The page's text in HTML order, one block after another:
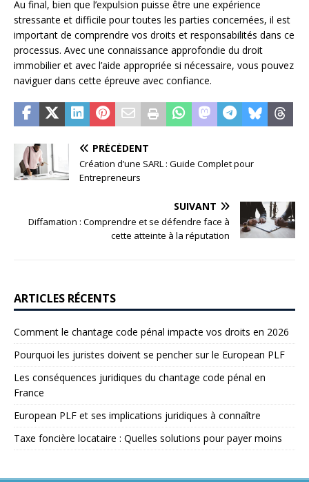
Au final, bien que l’expulsion puisse être une expérience
stressante et difficile pour toutes les parties concernées, il est
important de comprendre vos droits et responsabilités dans ce
processus. Avec une connaissance approfondie du droit
immobilier et avec l’aide appropriée si nécessaire, vous pouvez
naviguer dans cette épreuve avec confiance.
PRÉCÉDENT
Création d’une SARL : Guide Complet pour
Entrepreneurs
SUIVANT
Diffamation : Comprendre et se défendre face à
cette atteinte à la réputation
ARTICLES RÉCENTS
Comment le chantage code pénal impacte vos droits en 2026
Pourquoi les juristes doivent se pencher sur le European PLF
Les conséquences juridiques du chantage code pénal en
France
European PLF et ses implications juridiques à connaître
Taxe foncière locataire : Quelles solutions pour payer moins